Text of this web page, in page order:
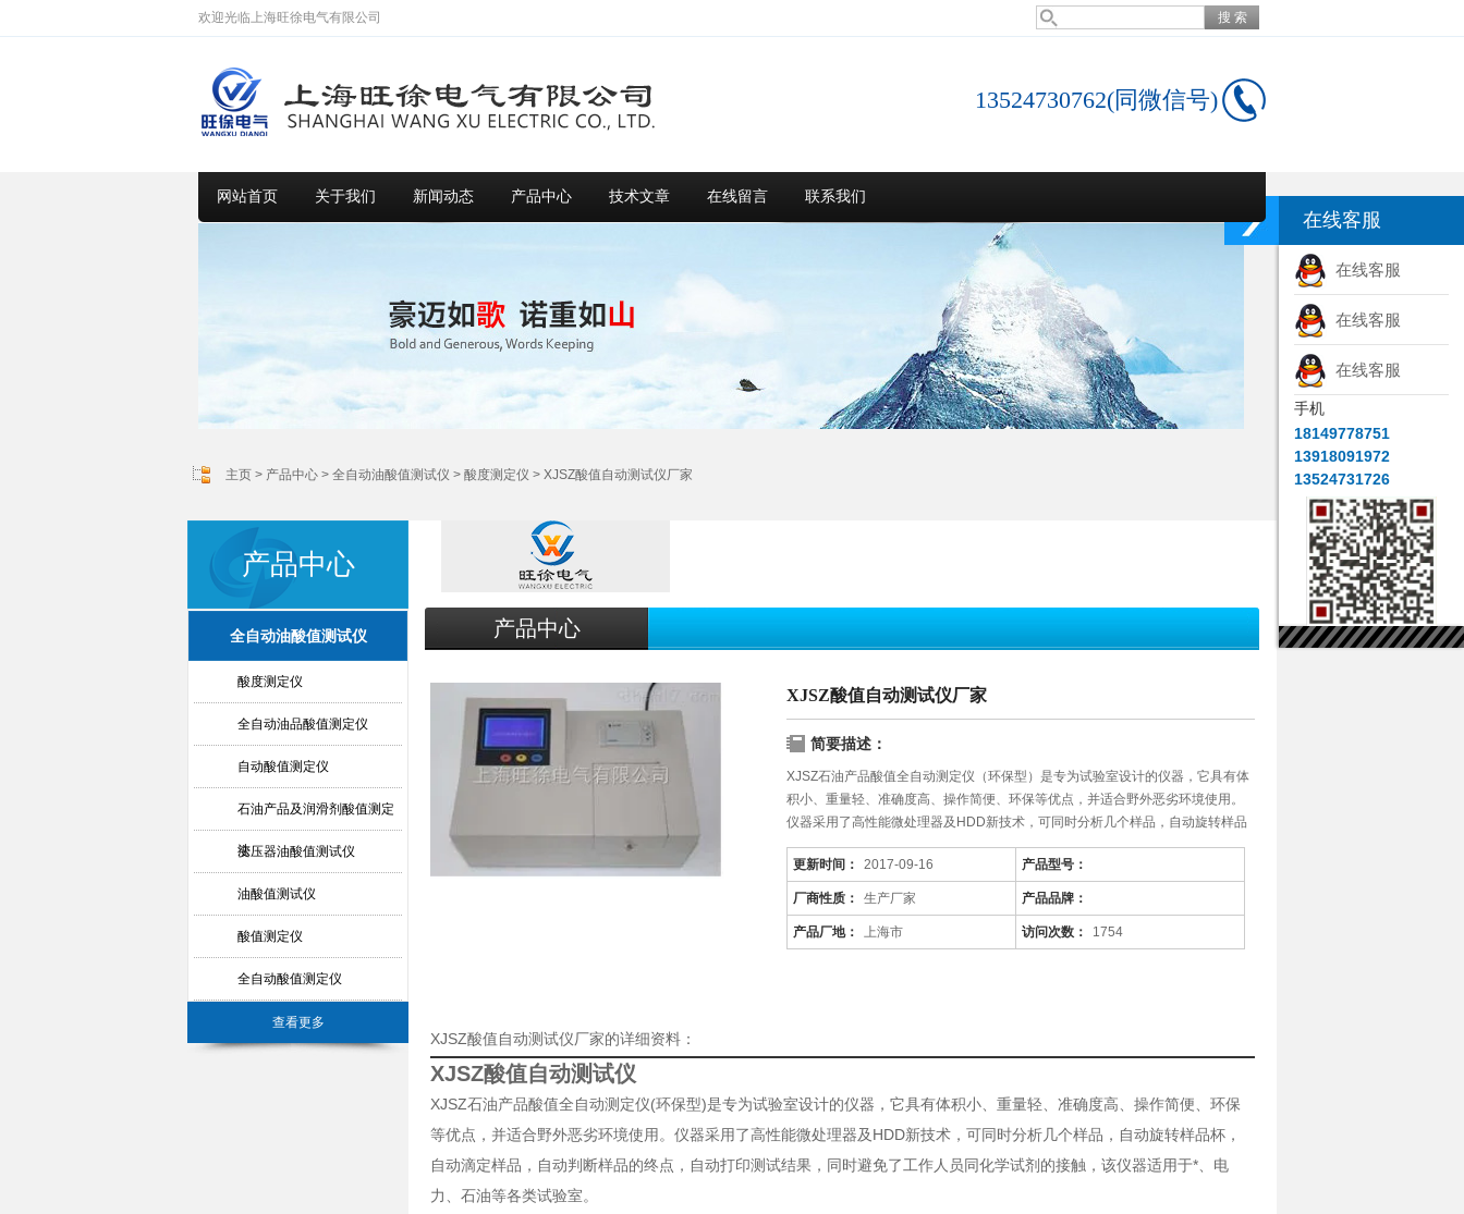
欢迎光临上海旺徐电气有限公司
13524730762(同微信号)
网站首页 关于我们 新闻动态 产品中心 技术文章 在线留言 联系我们
主页 > 产品中心 > 全自动油酸值测试仪 > 酸度测定仪 > XJSZ酸值自动测试仪厂家
产品中心
全自动油酸值测试仪
酸度测定仪
全自动油品酸值测定仪
自动酸值测定仪
石油产品及润滑剂酸值测定
法
变压器油酸值测试仪
油酸值测试仪
酸值测定仪
全自动酸值测定仪
查看更多
产品中心
XJSZ酸值自动测试仪厂家
简要描述：
XJSZ石油产品酸值全自动测定仪（环保型）是专为试验室设计的仪器，它具有体
积小、重量轻、准确度高、操作简便、环保等优点，并适合野外恶劣环境使用。
仪器采用了高性能微处理器及HDD新技术，可同时分析几个样品，自动旋转样品
杯，自动滴定样品，自动判断样品的终点，自动打印测试结果，同时避免了工作
人员同化学试剂的接触，该仪器适用于*、电力、石油等各类试验室。
更新时间： 2017-09-16 产品型号：
厂商性质： 生产厂家 产品品牌：
产品厂地： 上海市 访问次数： 1754
XJSZ酸值自动测试仪厂家的详细资料：
XJSZ酸值自动测试仪
XJSZ石油产品酸值全自动测定仪(环保型)是专为试验室设计的仪器，它具有体积小、重量轻、准确度高、操作简便、环保
等优点，并适合野外恶劣环境使用。仪器采用了高性能微处理器及HDD新技术，可同时分析几个样品，自动旋转样品杯，
自动滴定样品，自动判断样品的终点，自动打印测试结果，同时避免了工作人员同化学试剂的接触，该仪器适用于*、电
力、石油等各类试验室。
在线客服
在线客服
在线客服
在线客服
手机
18149778751
13918091972
13524731726